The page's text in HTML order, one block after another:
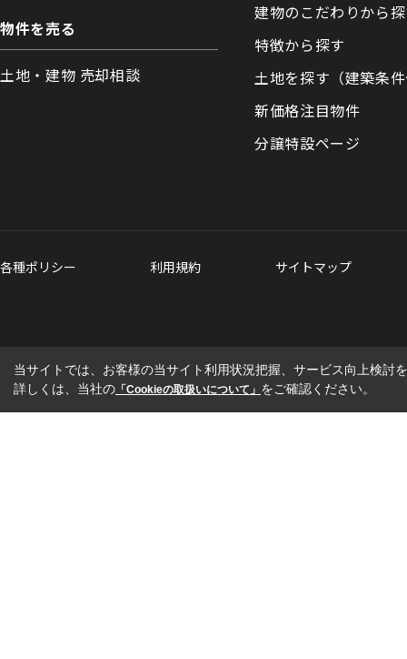
物件を売る
土地・建物 売却相談
建物のこだわりから
特徴から探す
土地を探す（建築条
新価格注目物件
分譲特設ページ
各種ポリシー 利用規約 サイトマップ
当サイトでは、お客様の当サイト利用状況把握、サービス向上検討
詳しくは、当社の 「Cookieの取扱いについて」 をご確認ください。